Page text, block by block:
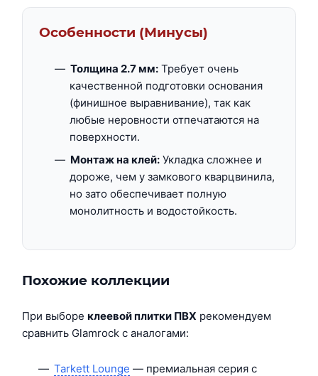
Особенности (Минусы)
Толщина 2.7 мм: Требует очень
качественной подготовки основания
(финишное выравнивание), так как
любые неровности отпечатаются на
поверхности.
Монтаж на клей: Укладка сложнее и
дороже, чем у замкового кварцвинила,
но зато обеспечивает полную
монолитность и водостойкость.
Похожие коллекции
При выборе клеевой плитки ПВХ рекомендуем
сравнить Glamrock с аналогами:
Tarkett Lounge — премиальная серия с